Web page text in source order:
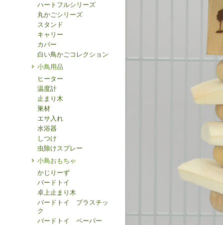
ハートフルシリーズ
丸かごシリーズ
スタンド
キャリー
カバー
白い鳥かごコレクション
小鳥用品
ヒーター
温度計
止まり木
巣材
エサ入れ
水浴器
しつけ
虫除けスプレー
小鳥おもちゃ
かじりーず
バードトイ
卓上止まり木
バードトイ プラスチッ
ク
バードトイ ペーパー